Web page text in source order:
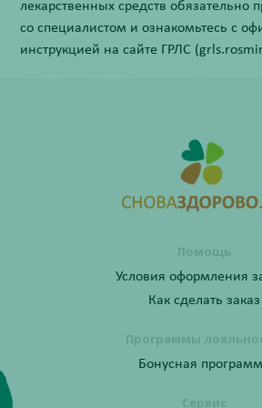
лекарственных средств обязательно
со специалистом и ознакомьтесь с
инструкцией на сайте ГРЛС
Помощь
Условия оформления
Как сделать заказ
Программы
Бонусная
Сервис